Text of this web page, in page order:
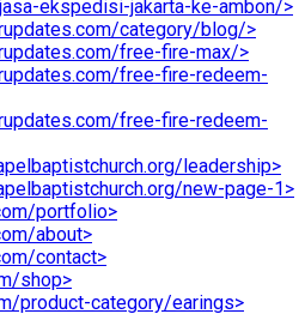
ekspedisi-jakarta-ke-ambon/>
category/blog/>
free-fire-max/>
free-fire-redeem-
free-fire-redeem-
leadership>
new-page-1>
portfolio>
about>
contact>
shop>
product-category/earings>